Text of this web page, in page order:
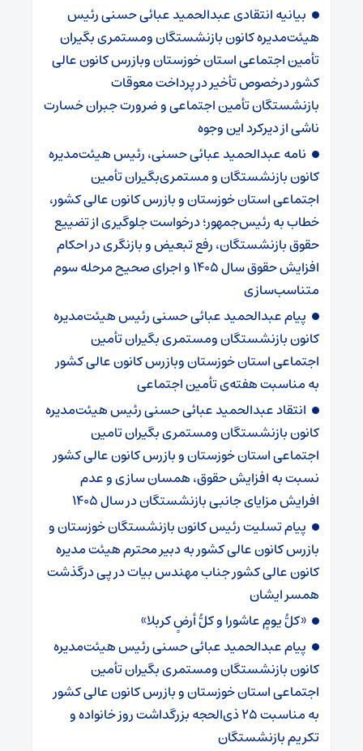
بیانیه انتقادی عبدالحمید عبائی حسنی رئیس
هیئت‌مدیره کانون بازنشستگان ومستمری بگیران
تأمین اجتماعی استان خوزستان وبازرس کانون عالی
کشور درخصوص تأخیر در پرداخت معوقات
بازنشستگان تأمین اجتماعی و ضرورت جبران خسارت
ناشی از دیرکرد این وجوه
نامه عبدالحمید عبائی حسنی، رئیس هیئت‌مدیره
کانون بازنشستگان و مستمری‌بگیران تأمین
اجتماعی استان خوزستان و بازرس کانون عالی کشور،
خطاب به رئیس‌جمهور؛ درخواست جلوگیری از تضییع
حقوق بازنشستگان، رفع تبعیض و بازنگری در احکام
افزایش حقوق سال ۱۴۰۵ و اجرای صحیح مرحله سوم
متناسب‌سازی
پیام عبدالحمید عبائی حسنی رئیس هیئت‌مدیره
کانون بازنشستگان ومستمری بگیران تأمین
اجتماعی استان خوزستان وبازرس کانون عالی کشور
به مناسبت هفته‌ی تأمین اجتماعی
انتقاد عبدالحمید عبائی حسنی رئیس هیئت‌مدیره
کانون بازنشستگان ومستمری بگیران تامین
اجتماعی استان خوزستان و بازرس کانون عالی کشور
نسبت به افزایش حقوق، همسان سازی و عدم
افرایش مزایای جانبی بازنشستگان در سال ۱۴۰۵
پیام تسلیت رئیس کانون بازنشستگان خوزستان و
بازرس کانون عالی کشور به دبیر محترم هیئت مدیره
کانون عالی کشور جناب مهندس بیات در پی درگذشت
همسر ایشان
«کلُّ یومٍ عاشورا و کلُّ أرضٍ کربلا»
پیام عبدالحمید عبائی حسنی رئیس هیئت‌مدیره
کانون بازنشستگان ومستمری بگیران تأمین
اجتماعی استان خوزستان و بازرس کانون عالی کشور
به مناسبت ۲۵ ذی‌الحجه بزرگداشت روز خانواده و
تکریم بازنشستگان